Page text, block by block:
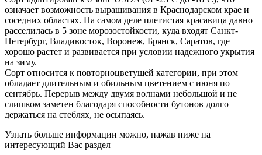
означает возможность выращивания в Краснодарском крае и
соседних областях. На самом деле плетистая красавица давно
расселилась в 5 зоне морозостойкости, куда входят Санкт-
Петербург, Владивосток, Воронеж, Брянск, Саратов, где
хорошо растет и развивается при условии надежного укрытия
на зиму.
Сорт относится к повторноцветущей категории, при этом
обладает длительным и обильным цветением с июня по
сентябрь. Перерыв между двумя волнами небольшой и не
слишком заметен благодаря способности бутонов долго
держаться на стеблях, не осыпаясь.
Узнать больше информации можно, нажав ниже на
интересующий Вас раздел